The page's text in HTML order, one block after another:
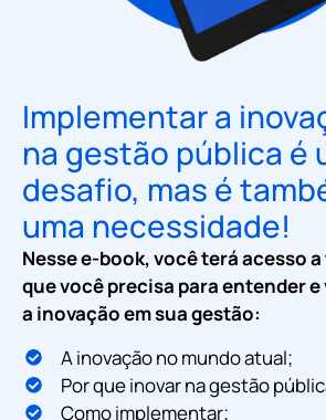
Implementar a
na gestão pública é
desafio, mas é
uma necessidade!
Nesse e-book, você terá acesso
que você precisa para entender
a inovação em sua gestão:
A inovação no mundo atual;
Por que inovar na gestão
Como implementar;